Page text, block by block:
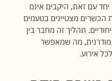
יחד עם זאת, היקבים אינם
הכשרים מצטיינים בטעמים
תהליך זה מחבר בין
מודרנית, מה שמאפשר
אירוע.